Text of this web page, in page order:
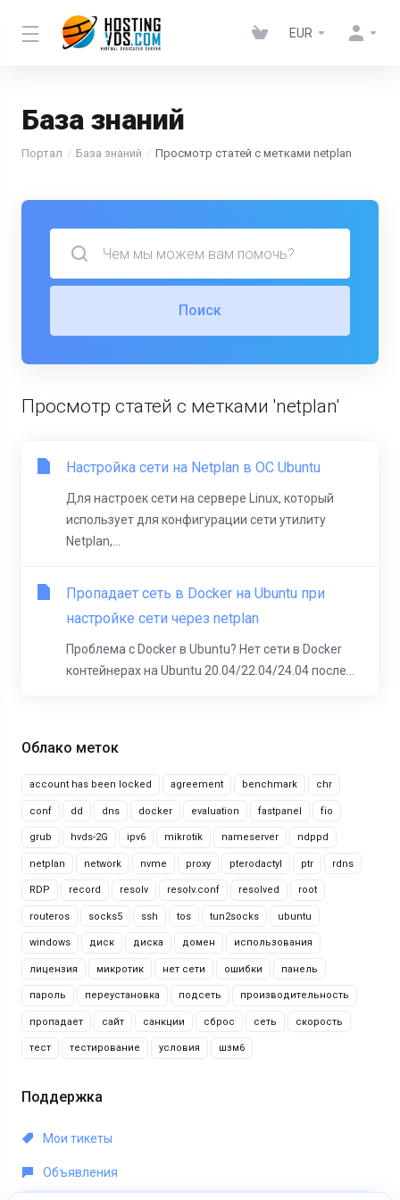
EUR
База знаний
Портал База знаний Просмотр статей с метками netplan
Облако меток
account has been locked agreement benchmark chr
conf dd dns docker evaluation fastpanel fio
grub hvds-2G ipv6 mikrotik nameserver ndppd
netplan network nvme proxy pterodactyl ptr rdns
RDP record resolv resolv.conf resolved root
routeros socks5 ssh tos tun2socks ubuntu
windows диск диска домен использования
лицензия микротик нет сети ошибки панель
пароль переустановка подсеть производительность
пропадает сайт санкции сброс сеть скорость
тест тестирование условия шзм6
Поддержка
Мои тикеты
Объявления
Поиск
Просмотр статей с метками 'netplan'
Настройка сети на Netplan в ОС Ubuntu
Для настроек сети на сервере Linux, который
использует для конфигурации сети утилиту
Netplan,...
Пропадает сеть в Docker на Ubuntu при
настройке сети через netplan
Проблема с Docker в Ubuntu? Нет сети в Docker
контейнерах на Ubuntu 20.04/22.04/24.04 после...